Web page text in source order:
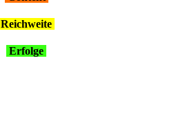
Reich­wei­te
Erfol­ge